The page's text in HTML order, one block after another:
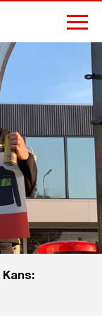
Kans: